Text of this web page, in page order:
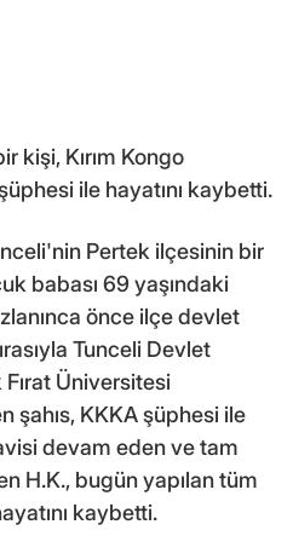
kişi, Kırım Kongo
ile hayatını kaybetti.
Pertek ilçesinin bir
babası 69 yaşındaki
önce ilçe devlet
Tunceli Devlet
Üniversitesi
şahıs, KKKA şüphesi ile
devam eden ve tam
H.K., bugün yapılan tüm
kaybetti.